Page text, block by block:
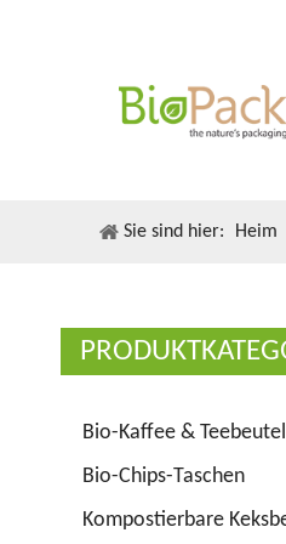
Sie sind hier: Heim
Bio-Kaffee & Teebeutel
Bio-Chips-Taschen
Kompostierbare